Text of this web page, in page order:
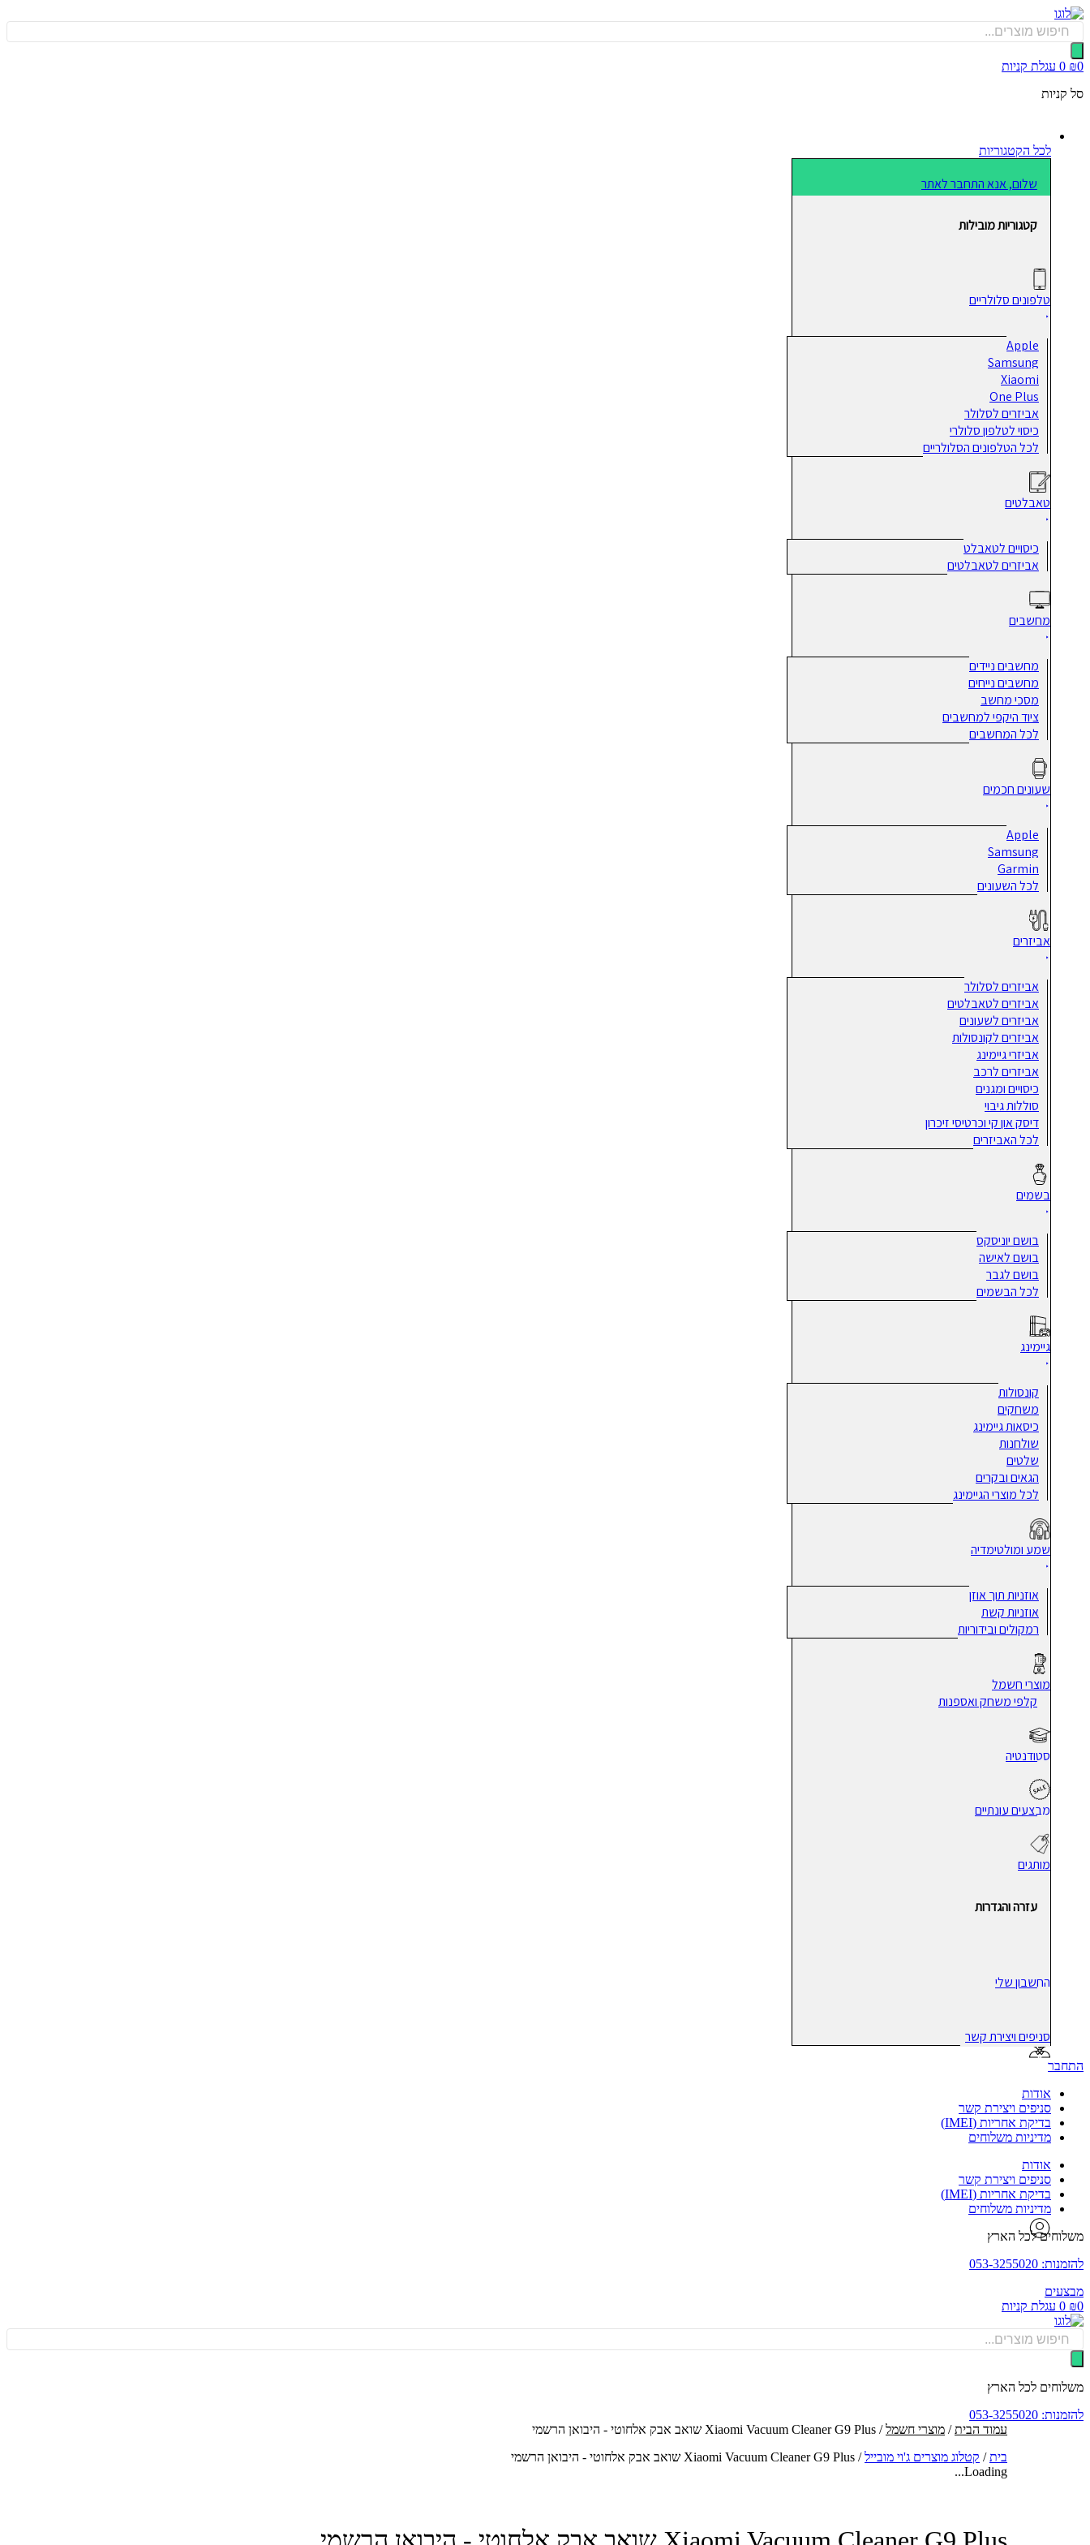
דלג
לתוכן
Products
search
₪0
0 עגלת קניות
סל קניות
לכל הקטגוריות
שלום, אנא התחבר לאתר
קטגוריות מובילות
טלפונים סלולריים
Apple
Samsung
Xiaomi
One Plus
אביזרים לסלולר
כיסוי לטלפון סלולרי
לכל הטלפונים הסלולריים
טאבלטים
כיסויים לטאבלט
אביזרים לטאבלטים
מחשבים
מחשבים ניידים
מחשבים נייחים
מסכי מחשב
ציוד היקפי למחשבים
לכל המחשבים
שעונים חכמים
Apple
Samsung
Garmin
לכל השעונים
אביזרים
אביזרים לסלולר
אביזרים לטאבלטים
אביזרים לשעונים
אביזרים לקונסולות
אביזרי גיימינג
אביזרים לרכב
כיסויים ומגנים
סוללות גיבוי
דיסק און קי וכרטיסי זיכרון
לכל האביזרים
בשמים
בושם יוניסקס
בושם לאישה
בושם לגבר
לכל הבשמים
גיימינג
קונסולות
משחקים
כיסאות גיימינג
שולחנות
שלטים
הגאים ובקרים
לכל מוצרי הגיימינג
שמע ומולטימדיה
אוזניות תוך אוזן
אוזניות קשת
רמקולים ובידוריות
מוצרי חשמל
קלפי משחק ואספנות
סטודנטיה
מבצעים עונתיים
מותגים
עזרה והגדרות
החשבון שלי
סניפים ויצירת קשר
התחבר
אודות
סניפים ויצירת קשר
בדיקת אחריות (IMEI)
מדיניות משלוחים
אודות
סניפים ויצירת קשר
בדיקת אחריות (IMEI)
מדיניות משלוחים
משלוחים לכל הארץ
להזמנות: 053-3255020
מבצעים
₪0
0 עגלת קניות
Products
search
משלוחים לכל הארץ
להזמנות: 053-3255020
עמוד הבית/ מוצרי חשמל/ Xiaomi Vacuum Cleaner G9 Plus שואב אבק אלחוטי - היבואן הרשמי
בית/ קטלוג מוצרים ג'וי מובייל/ Xiaomi Vacuum Cleaner G9 Plus שואב אבק אלחוטי - היבואן הרשמי
Loading...